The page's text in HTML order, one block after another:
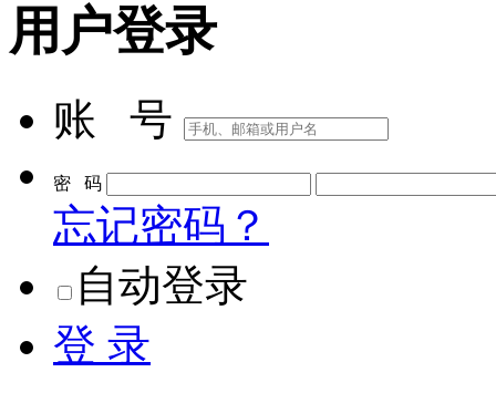
用户登录
账 号
密 码
忘记密码？
自动登录
登 录